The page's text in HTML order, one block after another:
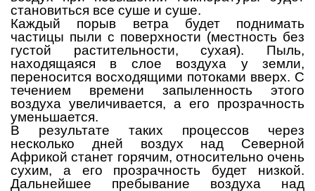
становиться все суше и суше.
Каждый порыв ветра будет поднимать
частицы пыли с поверхности (местность без
густой растительности, сухая). Пыль,
находящаяся в слое воздуха у земли,
переносится восходящими потоками вверх. С
течением времени запыленность этого
воздуха увеличивается, а его прозрачность
уменьшается.
В результате таких процессов через
несколько дней воздух над Северной
Африкой станет горячим, относительно очень
сухим, а его прозрачность будет низкой.
Дальнейшее пребывание воздуха над